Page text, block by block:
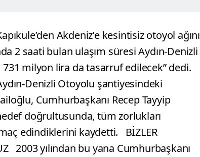
Akdeniz’e kesintisiz otoyol
2 saati bulan ulaşım süresi Aydın-Denizli
milyon lira da tasarruf edilecek” dedi.
Denizli Otoyolu şantiyesindeki
Cumhurbaşkanı Recep Tayyip
doğrultusunda, tüm zorlukları
edindiklerini kaydetti. BİZLER
2003 yılından bu yana Cumhurbaşkanı